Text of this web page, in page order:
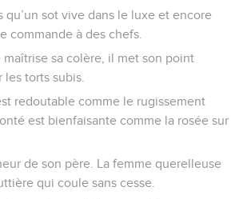
qu’un sot vive dans le luxe et encore
commande à des chefs.
maîtrise sa colère, il met son point
les torts subis.
redoutable comme le rugissement
est bienfaisante comme la rosée sur
de son père. La femme querelleuse
qui coule sans cesse.